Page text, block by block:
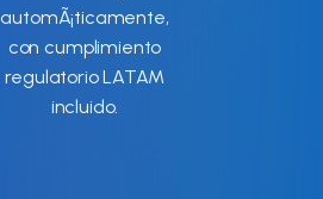
automÃ¡ticamente,
con cumplimiento
regulatorio LATAM
incluido.